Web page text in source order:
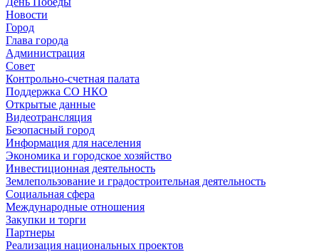
Новости
Город
Глава города
Администрация
Совет
Контрольно-счетная палата
Поддержка СО НКО
Открытые данные
Видеотрансляция
Безопасный город
Информация для населения
Экономика и городское хозяйство
Инвестиционная деятельность
Землепользование и градостроительная деятельность
Социальная сфера
Международные отношения
Закупки и торги
Партнеры
Реализация национальных проектов